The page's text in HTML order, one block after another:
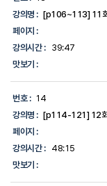
강의명 : [p106~113] 11회
페이지 :
강의시간 :
39:47
맛보기 :
번호 : 14
강의명 : [p114-121] 12회
페이지 :
강의시간 :
48:15
맛보기 :